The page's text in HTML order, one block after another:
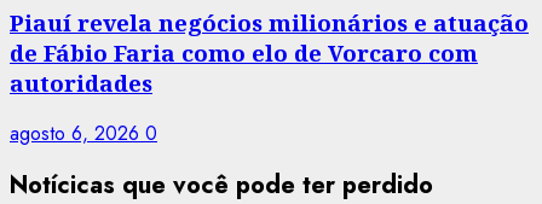
Piauí revela negócios milionários e atuação
de Fábio Faria como elo de Vorcaro com
autoridades
agosto 6, 2026 0
Notícicas que você pode ter perdido